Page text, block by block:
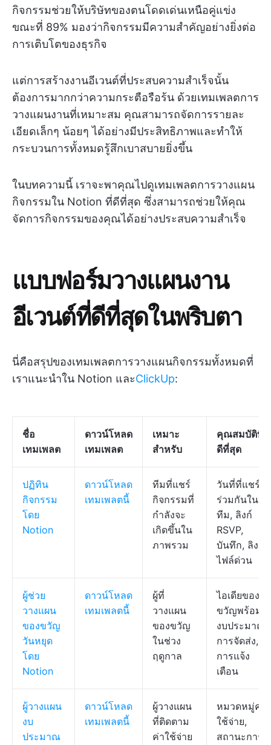
กิจกรรมช่วยให้บริษัทของตนโดดเด่นเหนือคู่แข่ง
ขณะที่ 89% มองว่ากิจกรรมมีความสำคัญอย่างยิ่งต่อ
การเติบโตของธุรกิจ
แต่การสร้างงานอีเวนต์ที่ประสบความสำเร็จนั้น
ต้องการมากกว่าความกระตือรือร้น ด้วยเทมเพลตการ
วางแผนงานที่เหมาะสม คุณสามารถจัดการรายละ
เอียดเล็กๆ น้อยๆ ได้อย่างมีประสิทธิภาพและทำให้
กระบวนการทั้งหมดรู้สึกเบาสบายยิ่งขึ้น
ในบทความนี้ เราจะพาคุณไปดูเทมเพลตการวางแผน
กิจกรรมใน Notion ที่ดีที่สุด ซึ่งสามารถช่วยให้คุณ
จัดการกิจกรรมของคุณได้อย่างประสบความสำเร็จ
แบบฟอร์มวางแผนงาน
อีเวนต์ที่ดีที่สุดในพริบตา
นี่คือสรุปของเทมเพลตการวางแผนกิจกรรมทั้งหมดที่
เราแนะนำใน Notion และClickUp:
ชื่อ
เทมเพลต
ดาวน์โหลด
เทมเพลต
เหมาะ
สำหรับ
คุณสมบัติที่
ดีที่สุด
ปฏิทิน
กิจกรรม
โดย
Notion
ดาวน์โหลด
เทมเพลตนี้
ทีมที่แชร์
กิจกรรมที่
กำลังจะ
เกิดขึ้นใน
ภาพรวม
วันที่ที่แชร์
ร่วมกันใน
ทีม, ลิงก์
RSVP,
บันทึก, ลิงก์
ไฟล์ด่วน
ผู้ช่วย
วางแผน
ของขวัญ
วันหยุด
โดย
Notion
ดาวน์โหลด
เทมเพลตนี้
ผู้ที่
วางแผน
ของขวัญ
ในช่วง
ฤดูกาล
ไอเดียของ
ขวัญพร้อม
งบประมาณ,
การจัดส่ง,
การแจ้ง
เตือน
ผู้วางแผน
งบ
ประมาณ
ดาวน์โหลด
เทมเพลตนี้
ผู้วางแผน
ที่ติดตาม
ค่าใช้จ่าย
หมวดหมู่ค่า
ใช้จ่าย,
สถานะการ